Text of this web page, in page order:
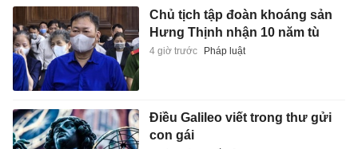
Chủ tịch tập đoàn khoáng sản
Hưng Thịnh nhận 10 năm tù
4 giờ trước Pháp luật
Điều Galileo viết trong thư gửi
con gái